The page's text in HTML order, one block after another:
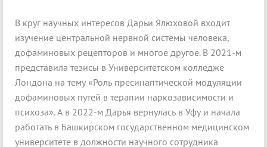
В круг научных интересов Дарьи Ялюховой входит
изучение центральной нервной системы человека,
дофаминовых рецепторов и многое другое. В 2021-м
представила тезисы в Университетском колледже
Лондона на тему «Роль пресинаптической модуляции
дофаминовых путей в терапии наркозависимости и
психоза». А в 2022-м Дарья вернулась в Уфу и начала
работать в Башкирском государственном медицинском
университете в должности научного сотрудника